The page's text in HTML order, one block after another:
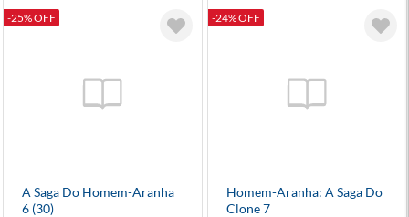
-25% OFF
A Saga Do Homem-Aranha
6 (30)
-24% OFF
Homem-Aranha: A Saga Do
Clone 7